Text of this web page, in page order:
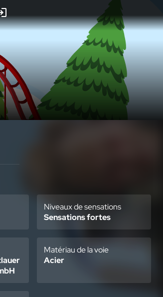
Niveaux de sensations
Sensations fortes
Matériau de la voie
Acier